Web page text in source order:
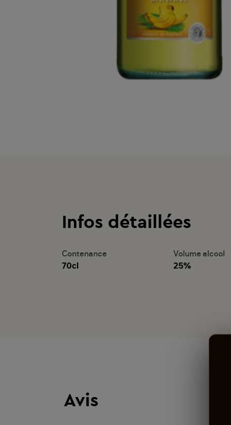
Infos détaillées
Contenance
70cl
Volume alcool
25%
Avis